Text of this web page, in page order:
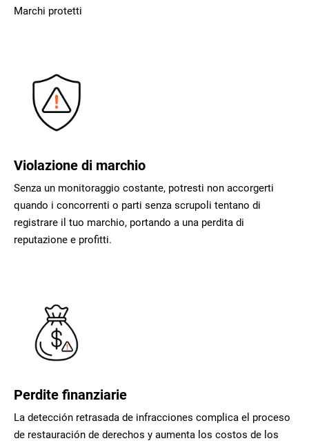
Marchi protetti
Violazione di marchio
Senza un monitoraggio costante, potresti non accorgerti
quando i concorrenti o parti senza scrupoli tentano di
registrare il tuo marchio, portando a una perdita di
reputazione e profitti.
Perdite finanziarie
La detección retrasada de infracciones complica el proceso
de restauración de derechos y aumenta los costos de los